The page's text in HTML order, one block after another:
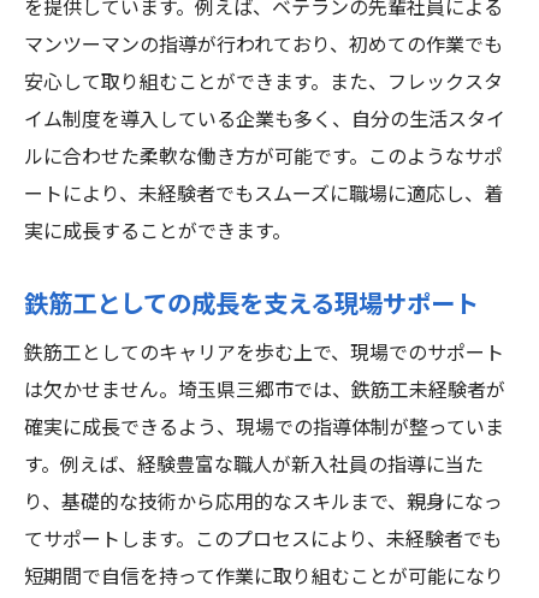
を提供しています。例えば、ベテランの先輩社員による
マンツーマンの指導が行われており、初めての作業でも
安心して取り組むことができます。また、フレックスタ
イム制度を導入している企業も多く、自分の生活スタイ
ルに合わせた柔軟な働き方が可能です。このようなサポ
ートにより、未経験者でもスムーズに職場に適応し、着
実に成長することができます。
鉄筋工としての成長を支える現場サポート
鉄筋工としてのキャリアを歩む上で、現場でのサポート
は欠かせません。埼玉県三郷市では、鉄筋工未経験者が
確実に成長できるよう、現場での指導体制が整っていま
す。例えば、経験豊富な職人が新入社員の指導に当た
り、基礎的な技術から応用的なスキルまで、親身になっ
てサポートします。このプロセスにより、未経験者でも
短期間で自信を持って作業に取り組むことが可能になり